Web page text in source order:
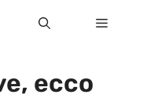
MENU
ecco